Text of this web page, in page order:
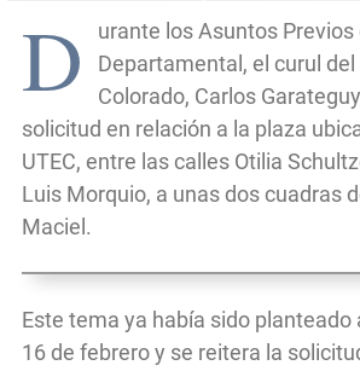
D
urante los Asuntos Previos
Departamental, el curul
Colorado, Carlos
solicitud en relación a la plaza
UTEC, entre las calles Otilia
Luis Morquio, a unas dos cuadras
Maciel.
Este tema ya había sido planteado
16 de febrero y se reitera la